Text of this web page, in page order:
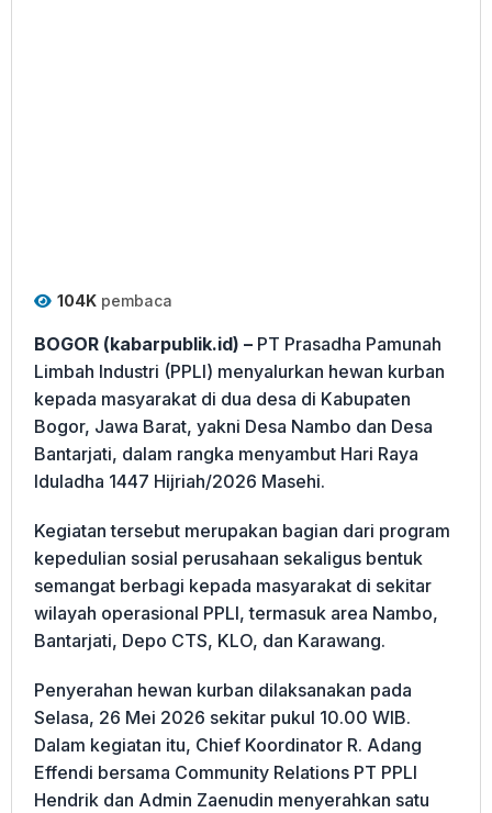
104K pembaca
BOGOR (kabarpublik.id) – PT Prasadha Pamunah
Limbah Industri (PPLI) menyalurkan hewan kurban
kepada masyarakat di dua desa di Kabupaten
Bogor, Jawa Barat, yakni Desa Nambo dan Desa
Bantarjati, dalam rangka menyambut Hari Raya
Iduladha 1447 Hijriah/2026 Masehi.
Kegiatan tersebut merupakan bagian dari program
kepedulian sosial perusahaan sekaligus bentuk
semangat berbagi kepada masyarakat di sekitar
wilayah operasional PPLI, termasuk area Nambo,
Bantarjati, Depo CTS, KLO, dan Karawang.
Penyerahan hewan kurban dilaksanakan pada
Selasa, 26 Mei 2026 sekitar pukul 10.00 WIB.
Dalam kegiatan itu, Chief Koordinator R. Adang
Effendi bersama Community Relations PT PPLI
Hendrik dan Admin Zaenudin menyerahkan satu